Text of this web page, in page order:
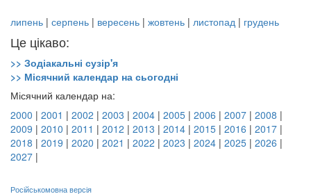
липень | серпень | вересень | жовтень | листопад | грудень
Це цікаво:
>> Зодіакальні сузір'я
>> Місячний календар на сьогодні
Місячний календар на:
2000 | 2001 | 2002 | 2003 | 2004 | 2005 | 2006 | 2007 | 2008 |
2009 | 2010 | 2011 | 2012 | 2013 | 2014 | 2015 | 2016 | 2017 |
2018 | 2019 | 2020 | 2021 | 2022 | 2023 | 2024 | 2025 | 2026 |
2027 |
Російськомовна версія